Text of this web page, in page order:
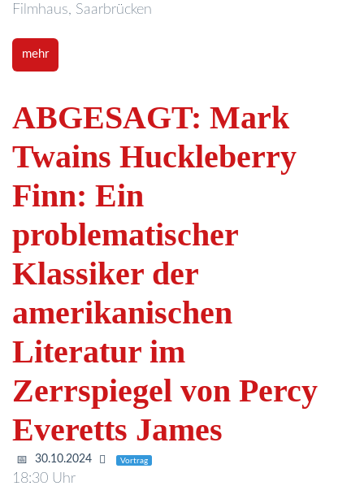
Filmhaus, Saarbrücken
mehr
ABGESAGT: Mark
Twains Huckleberry
Finn: Ein
problematischer
Klassiker der
amerikanischen
Literatur im
Zerrspiegel von Percy
Everetts James
30.10.2024 Vortrag
18:30 Uhr